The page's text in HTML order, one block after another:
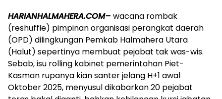
HARIANHALMAHERA.COM– wacana rombak
(reshuffle) pimpinan organisasi perangkat daerah
(OPD) dilingkungan Pemkab Halmahera Utara
(Halut) sepertinya membuat pejabat tak was-wis.
Sebab, isu rolling kabinet pemerintahan Piet-
Kasman rupanya kian santer jelang H+1 awal
Oktober 2025, menyusul dikabarkan 20 pejabat